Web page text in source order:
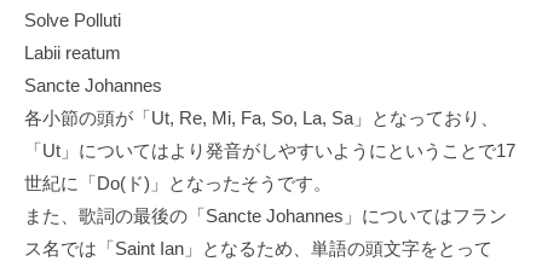
Solve Polluti
Labii reatum
Sancte Johannes
各小節の頭が「Ut, Re, Mi, Fa, So, La, Sa」となっており、
「Ut」についてはより発音がしやすいようにということで17
世紀に「Do(ド)」となったそうです。
また、歌詞の最後の「Sancte Johannes」についてはフラン
ス名では「Saint Ian」となるため、単語の頭文字をとって